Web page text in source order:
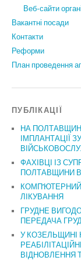
Веб-сайти
Вакантні посади
Контакти
Реформи
План проведення
ПУБЛІКАЦІЇ
НА
ІМПЛАНТАЦІЇ
ФАХІВЦІ ІЗ
ПОЛТАВЩИНИ
ЛІКУВАННЯ
ГРУДНЕ
ПЕРЕДАЧА
У
ВІДНОВЛЕННЯ